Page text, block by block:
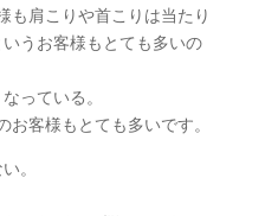
肩こりや首こりは当たり
うお客様もとても多いの
っている。
客様もとても多いです。
。